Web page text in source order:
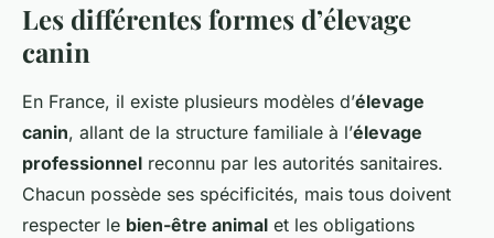
Les différentes formes d’élevage
canin
En France, il existe plusieurs modèles d’élevage
canin, allant de la structure familiale à l’élevage
professionnel reconnu par les autorités sanitaires.
Chacun possède ses spécificités, mais tous doivent
respecter le bien-être animal et les obligations